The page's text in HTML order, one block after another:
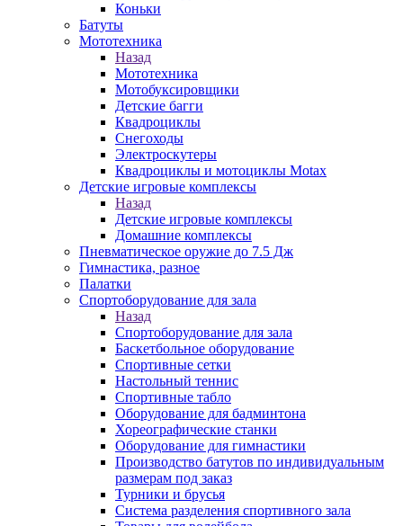
Коньки
Батуты
Мототехника
Назад
Мототехника
Мотобуксировщики
Детские багги
Квадроциклы
Снегоходы
Электроскутеры
Квадроциклы и мотоциклы Motax
Детские игровые комплексы
Назад
Детские игровые комплексы
Домашние комплексы
Пневматическое оружие до 7.5 Дж
Гимнастика, разное
Палатки
Спортоборудование для зала
Назад
Спортоборудование для зала
Баскетбольное оборудование
Спортивные сетки
Настольный теннис
Спортивные табло
Оборудование для бадминтона
Хореографические станки
Оборудование для гимнастики
Производство батутов по индивидуальным
размерам под заказ
Турники и брусья
Система разделения спортивного зала